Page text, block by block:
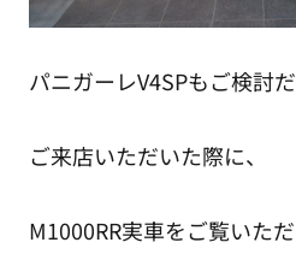
パニガーレV4SPもご検討だ
ご来店いただいた際に、
M1000RR実車をご覧いただ